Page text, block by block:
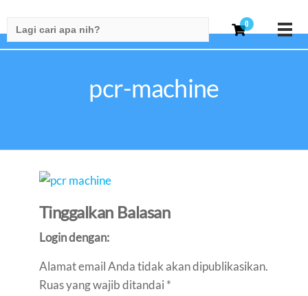
for:
0
pcr-machine
Tinggalkan Balasan
Login dengan:
Alamat email Anda tidak akan dipublikasikan.
Ruas yang wajib ditandai *